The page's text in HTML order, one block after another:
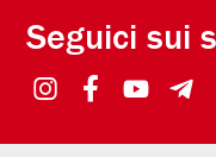
Seguici sui